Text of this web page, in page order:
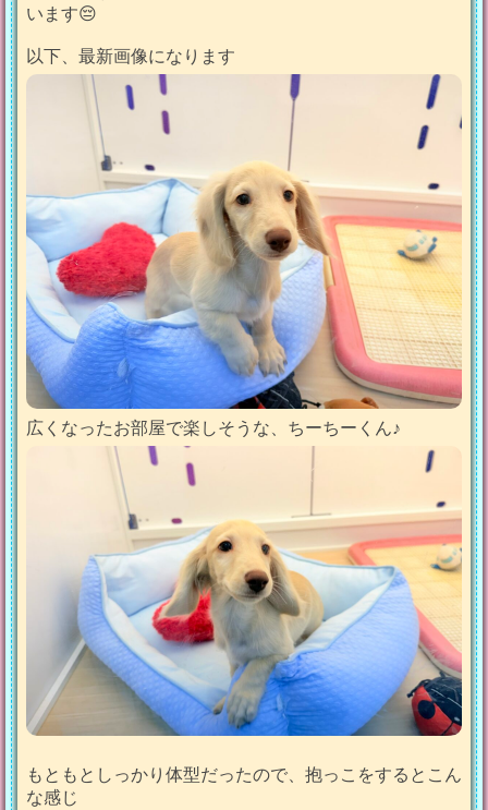
います😔
以下、最新画像になります
広くなったお部屋で楽しそうな、ちーちーくん♪
もともとしっかり体型だったので、抱っこをするとこん
な感じ